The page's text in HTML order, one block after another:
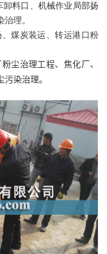
料口、机械作业局部扬
理。
煤炭装运、转运港口粉
尘治理工程、焦化厂、
染治理。